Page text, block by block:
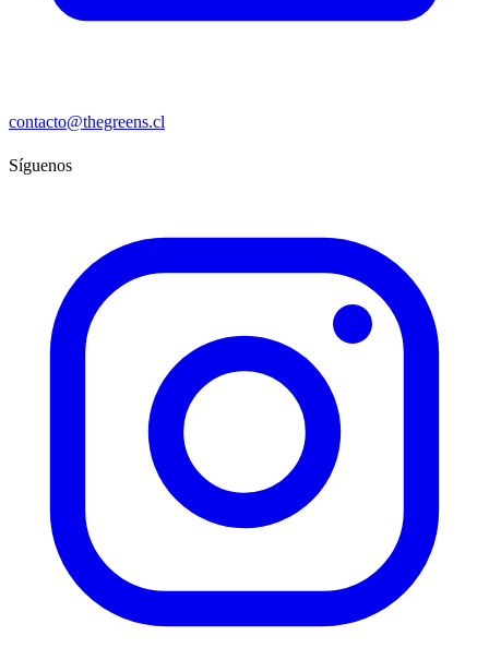
contacto@thegreens.cl
Síguenos